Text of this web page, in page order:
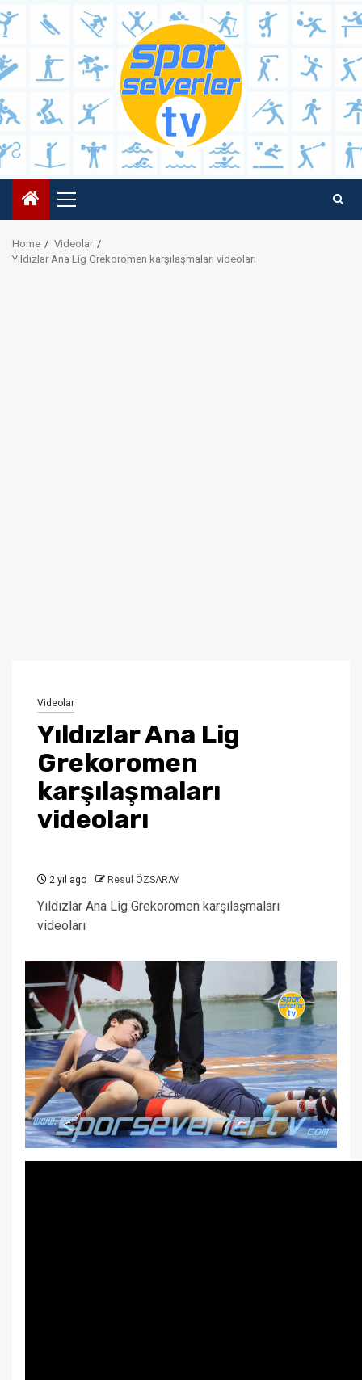
Skip
to
Primary
Menu
Home
Videolar
Yıldızlar Ana Lig Grekoromen karşılaşmaları videoları
Videolar
Yıldızlar Ana Lig
Grekoromen
karşılaşmaları
videoları
2 yıl ago Resul ÖZSARAY
Yıldızlar Ana Lig Grekoromen karşılaşmaları
videoları